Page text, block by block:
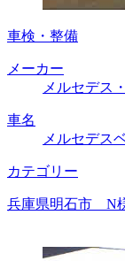
車検・整備
メーカー
メルセデス
車名
メルセデス
カテゴリー
兵庫県明石市 N